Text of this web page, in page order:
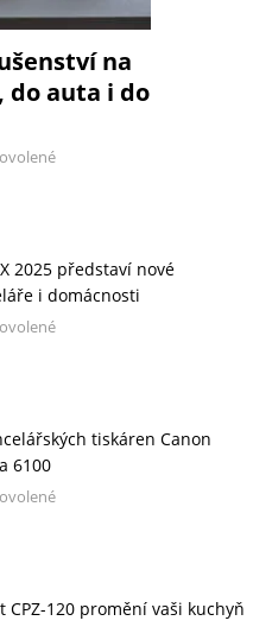
na
do auta i do
2025 představí nové
i domácnosti
tiskáren Canon
6100
120 promění vaši kuchyň